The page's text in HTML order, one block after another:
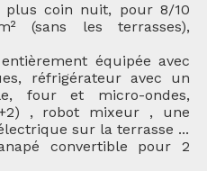
plus coin nuit, pour 8/10
(sans les terrasses),
équipée avec
réfrigérateur avec un
four et micro-ondes,
, robot mixeur , une
sur la terrasse ...
convertible pour 2